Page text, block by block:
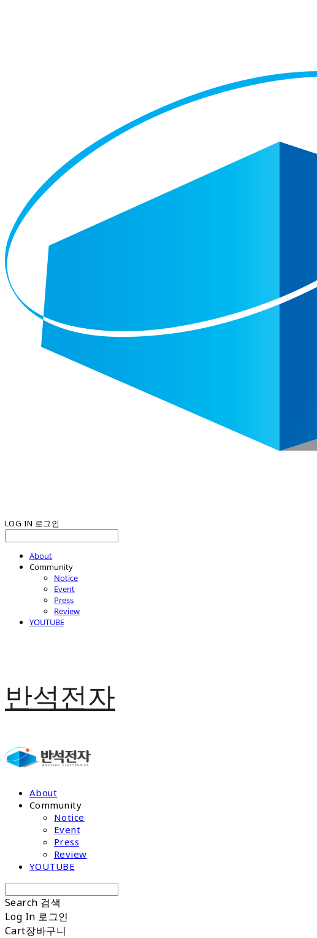
LOG IN 로그인
About
Community
Notice
Event
Press
Review
YOUTUBE
반석전자
About
Community
Notice
Event
Press
Review
YOUTUBE
Search 검색
Log In 로그인
Cart장바구니